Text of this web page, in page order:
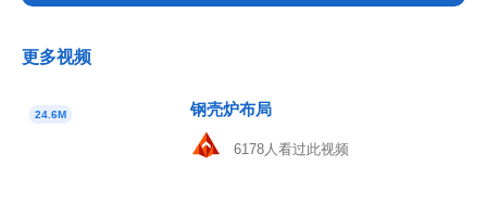
更多视频
24.6M 钢壳炉布局
6178人看过此视频